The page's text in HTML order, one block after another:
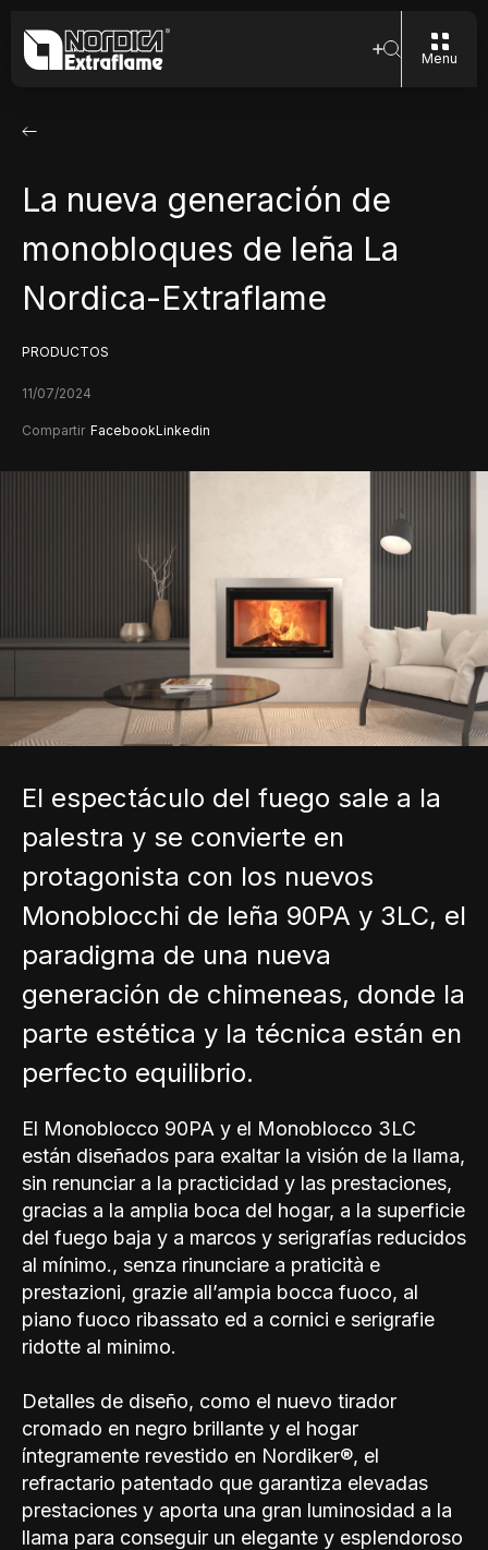
Menu
La nueva generación de
monobloques de leña La
Nordica-Extraflame
PRODUCTOS
11/07/2024
Compartir FacebookLinkedin
El espectáculo del fuego sale a la
palestra y se convierte en
protagonista con los nuevos
Monoblocchi de leña 90PA y 3LC, el
paradigma de una nueva
generación de chimeneas, donde la
parte estética y la técnica están en
perfecto equilibrio.
El Monoblocco 90PA y el Monoblocco 3LC
están diseñados para exaltar la visión de la llama,
sin renunciar a la practicidad y las prestaciones,
gracias a la amplia boca del hogar, a la superficie
del fuego baja y a marcos y serigrafías reducidos
al mínimo., senza rinunciare a praticità e
prestazioni, grazie all’ampia bocca fuoco, al
piano fuoco ribassato ed a cornici e serigrafie
ridotte al minimo.
Detalles de diseño, como el nuevo tirador
cromado en negro brillante y el hogar
íntegramente revestido en Nordiker®, el
refractario patentado que garantiza elevadas
prestaciones y aporta una gran luminosidad a la
llama para conseguir un elegante y esplendoroso